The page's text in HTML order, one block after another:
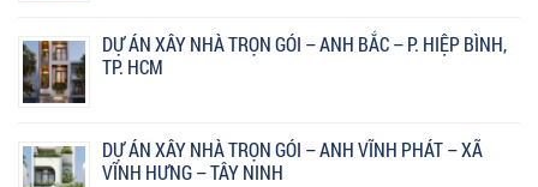
DỰ ÁN XÂY NHÀ TRỌN GÓI – ANH BẮC – P. HIỆP BÌNH,
TP. HCM
DỰ ÁN XÂY NHÀ TRỌN GÓI – ANH VĨNH PHÁT – XÃ
VĨNH HƯNG – TÂY NINH